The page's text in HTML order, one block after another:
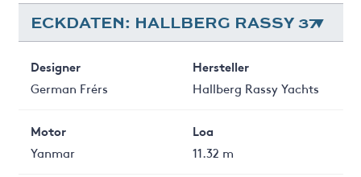
ECKDATEN: HALLBERG RASSY 37
Designer
German Frérs
Hersteller
Hallberg Rassy Yachts
Motor
Yanmar
Loa
11.32 m